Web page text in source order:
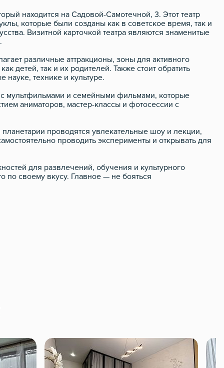
находится на Садовой-Самотечной, 3. Этот театр
которые были созданы как в советское время, так и
Визитной карточкой театра являются знаменитые
различные аттракционы, зоны для активного
детей, так и их родителей. Также стоит обратить
технике и культуре.
мультфильмами и семейными фильмами, которые
аниматоров, мастер-классы и фотосессии с
проводятся увлекательные шоу и лекции,
проводить эксперименты и открывать для
для развлечений, обучения и культурного
по своему вкусу. Главное — не бояться